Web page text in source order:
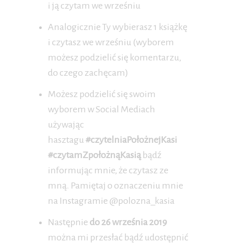
i ją czytam we wrześniu
Analogicznie Ty wybierasz 1 książkę
i czytasz we wrześniu (wyborem
możesz podzielić się komentarzu,
do czego zachęcam)
Możesz podzielić się swoim
wyborem w Social Mediach
używając
hasztagu #czytelniaPołożnejKasi
#czytamZpołożnąKasią bądź
informując mnie, że czytasz ze
mną. Pamiętaj o oznaczeniu mnie
na Instagramie @polozna_kasia
Następnie do 26 września 2019
można mi przesłać bądź udostępnić